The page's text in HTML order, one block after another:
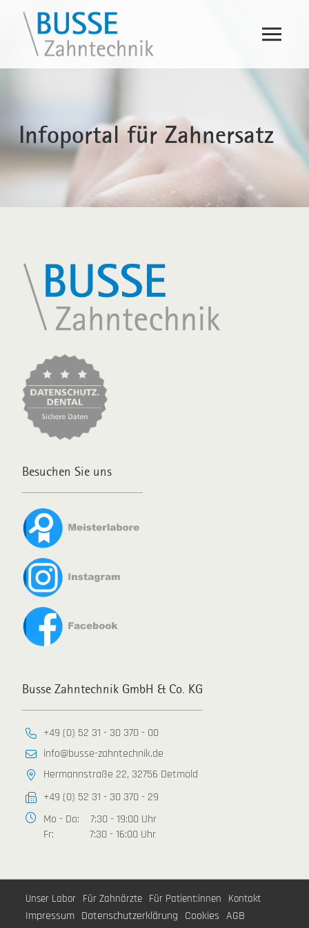
Infoportal für Zahnersatz
Besuchen Sie uns
Busse Zahntechnik GmbH & Co. KG
+49 (0) 52 31 - 30 370 - 00
info@busse-zahntechnik.de
Hermannstraße 22, 32756 Detmold
+49 (0) 52 31 - 30 370 - 29
Mo - Do: 7:30 - 19:00 Uhr
Fr:
7:30 - 16:00 Uhr
Unser Labor Für Zahnärzte Für Patient:innen Kontakt
Impressum Datenschutzerklärung Cookies AGB